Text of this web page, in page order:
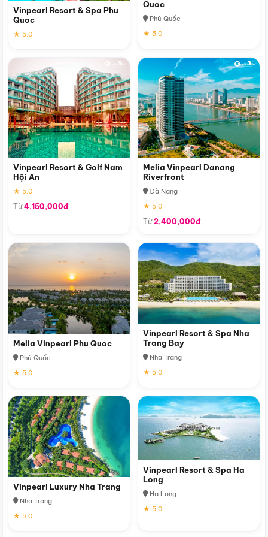
Vinpearl Resort & Spa Phu
Quoc
★ 5.0
Quoc
Phú Quốc
★ 5.0
Vinpearl Resort & Golf Nam
Hội An
★ 5.0
Từ4,150,000đ
Melia Vinpearl Danang
Riverfront
Đà Nẵng
★ 5.0
Từ2,400,000đ
Melia Vinpearl Phu Quoc
Phú Quốc
★ 5.0
Vinpearl Resort & Spa Nha
Trang Bay
Nha Trang
★ 5.0
Vinpearl Luxury Nha Trang
Nha Trang
★ 5.0
Vinpearl Resort & Spa Ha
Long
Hạ Long
★ 5.0